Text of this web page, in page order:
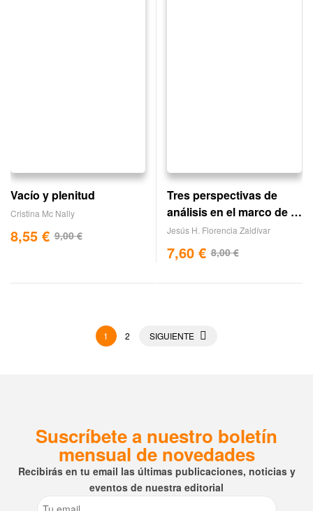
Vacío y plenitud
Cristina Mc Nally
9,00€
8,55 €
Tres perspectivas de
análisis en el marco de la
obra de gabriel garcía
márquez
Jesús H. Florencia Zaldívar
8,00€
7,60 €
1 2 SIGUIENTE
Suscríbete a nuestro boletín
mensual de novedades
Recibirás en tu email las últimas publicaciones, noticias y
eventos de nuestra editorial
Email